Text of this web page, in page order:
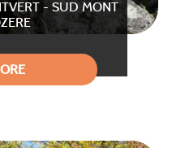
- SUD MONT